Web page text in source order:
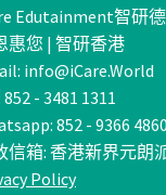
Edutainment智研
惠您 | 智研香港
info@iCare.World
852 - 3481 1311
852 - 9366 4860
信箱: 香港新界元朗
Policy